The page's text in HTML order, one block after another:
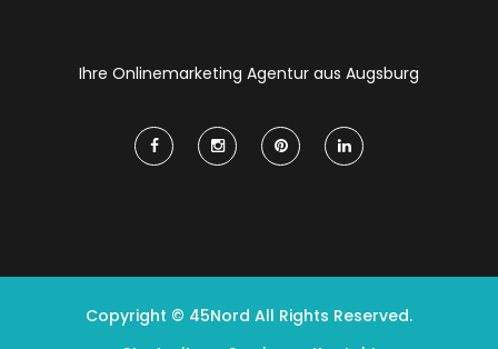
Ihre Onlinemarketing Agentur aus Augsburg
Copyright © 45Nord All Rights Reserved.